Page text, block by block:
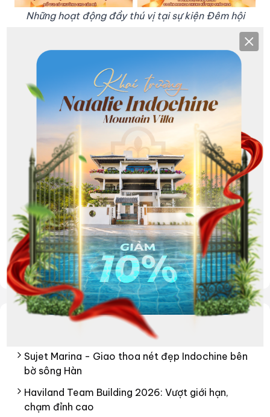
Những hoạt động đầy thú vị tại sự kiện Đêm hội
Thông tin sự kiện (Miễn phí vào cửa)
Hãy cùng Sujet Hotel Da Nang và đối tác đồng hành
Haviland tạo nên một đêm trăng rằm thật đáng
nhớ, cùng chúc mừng cho chặng đường phát triển
Thời gian:16h30 - 18h30, Thứ Bảy, ngày
04/10/2025
Địa điểm: Sujet Beach Hotel, Lô G1 Phạm Văn
Đồng, Đà Nẵng.
Haviland Houserất hân hạnh được đón tiếp quý
khách hàng và đối tác đến chung vui, cùng nhau
thắp sángĐêm Hội Trăng Vàngrực rỡ!
Chia sẻ
Đề xuất bài viết cùng chuyên mục
Sujet Marina - Giao thoa nét đẹp Indochine bên
bờ sông Hàn
Haviland Team Building 2026: Vượt giới hạn,
chạm đỉnh cao